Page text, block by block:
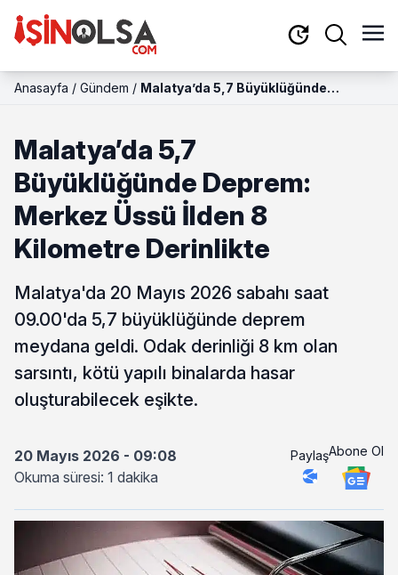
Anasayfa / Gündem / Malatya’da 5,7 Büyüklüğünde
Malatya’da 5,7
Büyüklüğünde Deprem:
Merkez Üssü İlden 8
Kilometre Derinlikte
Malatya'da 20 Mayıs 2026 sabahı saat
09.00'da 5,7 büyüklüğünde deprem
meydana geldi. Odak derinliği 8 km olan
sarsıntı, kötü yapılı binalarda hasar
oluşturabilecek eşikte.
20 Mayıs 2026 - 09:08
Okuma süresi: 1 dakika
PaylaşAbone Ol